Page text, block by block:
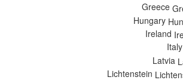
Greece
Hungary
Ireland
Italy
Latvia
Lichtenstein